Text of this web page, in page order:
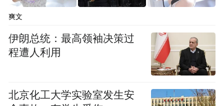
目前，何猷君在电竞、酒店、商业服务领域
均有涉猎。其名下关联企业有8家，其中6家
处于存续状态，包括武汉星威盛世网络科技
有限公司、上海尚猷网络科技有限公司、北
京寰聚商业管理有限公司、上海如竞玩家酒
爽文
伊朗总统：最高领袖决策过
程遭人利用
北京化工大学实验室发生安